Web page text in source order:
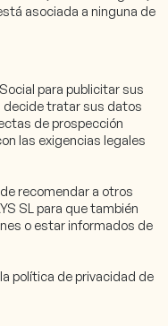
asociada a ninguna de
para publicitar sus
decide tratar sus datos
de prospección
las exigencias legales
recomendar a otros
SL para que también
o estar informados de
política de privacidad de